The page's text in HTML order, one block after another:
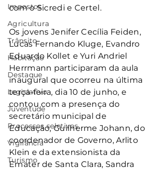
Impostos
Agricultura
Trânsito
Habitação
Destaque
Legislativo
Juventude
Processos seletivos
Vigilância
Turismo
com o Sicredi e Certel.
Os jovens Jenifer Cecília Feiden,
Lucas Fernando Kluge, Evandro
Eduardo Kollet e Yuri Andriel
Herrmann participaram da aula
inaugural que ocorreu na última
terça-feira, dia 10 de junho, e
contou com a presença do
secretário municipal de
Educação, Guilherme Johann, do
coordenador de Governo, Arlito
Klein e da extensionista da
Emater de Santa Clara, Sandra